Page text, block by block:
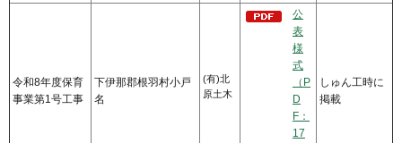
令和8年度保育
事業第1号工事
下伊那郡根羽村小戸
名
(有)北
原土木
公
表
様
式
（P
D
F：
17
しゅん工時に
掲載